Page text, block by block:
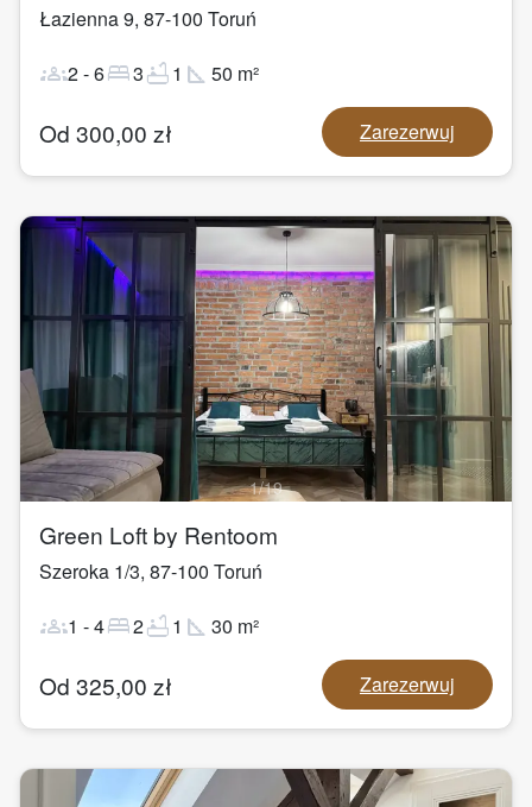
Łazienna 9, 87-100 Toruń
groups2-6bed3bathtub1 square_foot 50 m²
Od 300,00 zł Zarezerwuj
1/19
Green Loft by Rentoom
Szeroka 1/3, 87-100 Toruń
groups1 -4bed2bathtub1 square_foot 30 m²
Od 325,00 zł Zarezerwuj